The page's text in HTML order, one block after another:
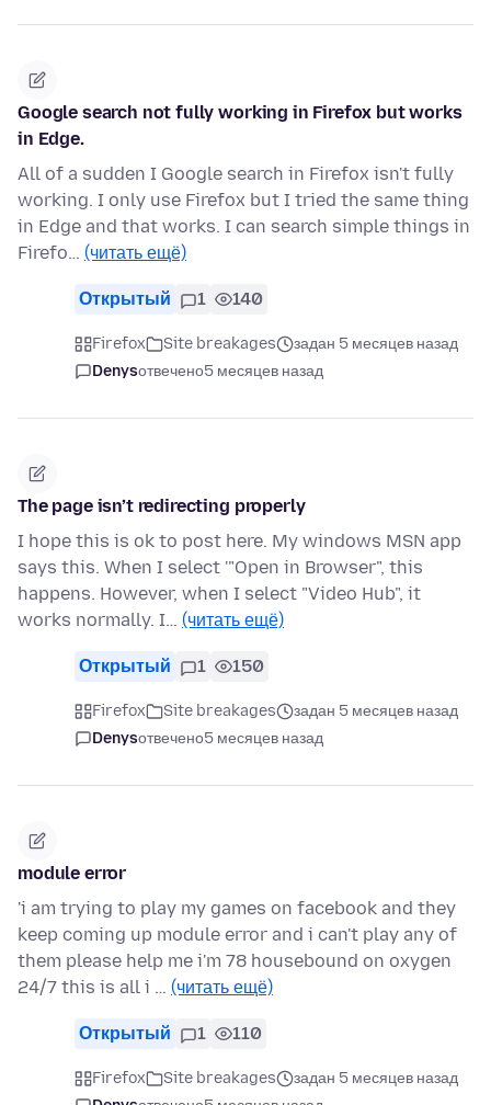
Google search not fully working in Firefox but works
in Edge.
All of a sudden I Google search in Firefox isn't fully
working. I only use Firefox but I tried the same thing
in Edge and that works. I can search simple things in
Firefo… (читать ещё)
Открытый 1 140
Firefox Site breakages
задан 5 месяцев назад
Denysотвечено5 месяцев назад
The page isn’t redirecting properly
I hope this is ok to post here. My windows MSN app
says this. When I select '"Open in Browser", this
happens. However, when I select "Video Hub", it
works normally. I… (читать ещё)
Открытый 1 150
Firefox Site breakages
задан 5 месяцев назад
Denysотвечено5 месяцев назад
module error
'i am trying to play my games on facebook and they
keep coming up module error and i can't play any of
them please help me i'm 78 housebound on oxygen
24/7 this is all i … (читать ещё)
Открытый 1 110
Firefox Site breakages
задан 5 месяцев назад